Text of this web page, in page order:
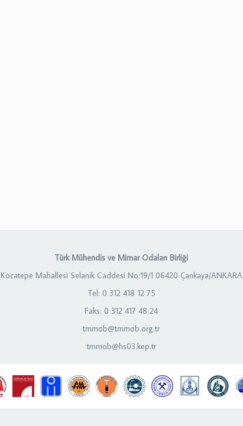
Türk Mühendis ve Mimar Odaları Birliği
Kocatepe Mahallesi Selanik Caddesi No:19/1 06420 Çankaya/ANKARA
Tel: 0 312 418 12 75
Faks: 0 312 417 48 24
tmmob@tmmob.org.tr
tmmob@hs03.kep.tr